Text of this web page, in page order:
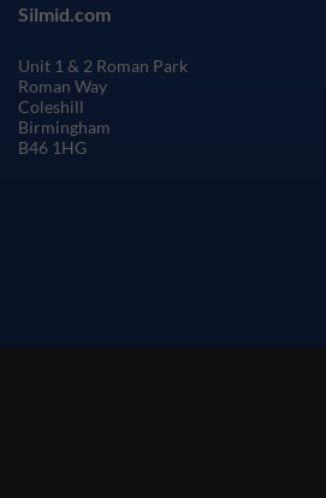
Silmid.com
Unit 1 & 2 Roman Park
Roman Way
Coleshill
Birmingham
B46 1HG